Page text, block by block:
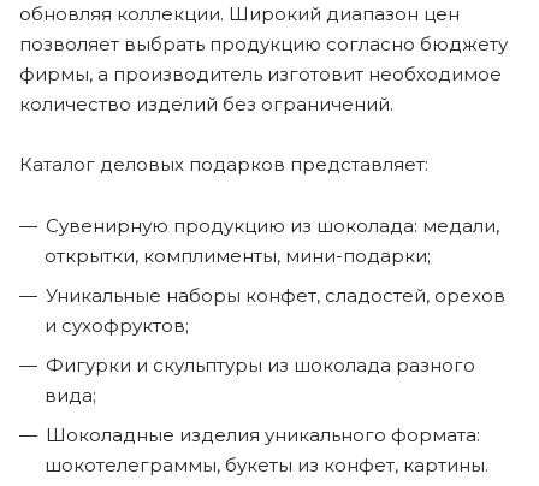
обновляя коллекции. Широкий диапазон цен
позволяет выбрать продукцию согласно бюджету
фирмы, а производитель изготовит необходимое
количество изделий без ограничений.
Каталог деловых подарков представляет:
Сувенирную продукцию из шоколада: медали,
открытки, комплименты, мини-подарки;
Уникальные наборы конфет, сладостей, орехов
и сухофруктов;
Фигурки и скульптуры из шоколада разного
вида;
Шоколадные изделия уникального формата:
шокотелеграммы, букеты из конфет, картины.